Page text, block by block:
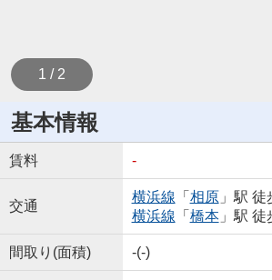
1 / 2
基本情報
賃料 -
交通
横浜線 「 相原」駅 徒
横浜線 「 橋本」駅 徒
間取り(面積) -(-)